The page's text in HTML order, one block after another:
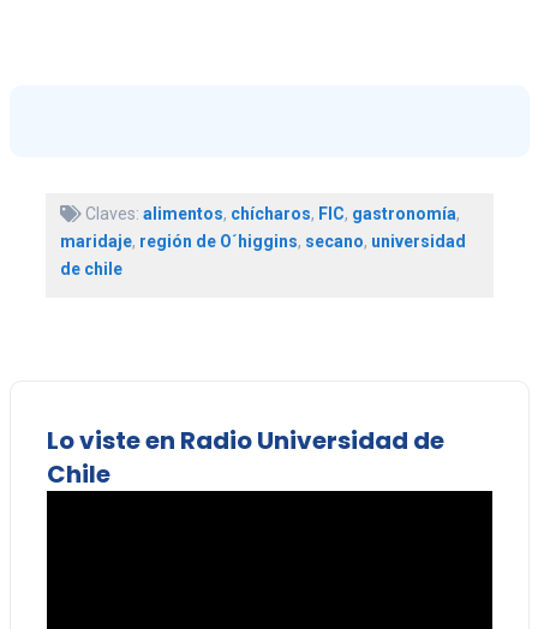
Claves: alimentos, chícharos, FIC, gastronomía,
maridaje, región de O´higgins, secano, universidad
de chile
Lo viste en Radio Universidad de
Chile